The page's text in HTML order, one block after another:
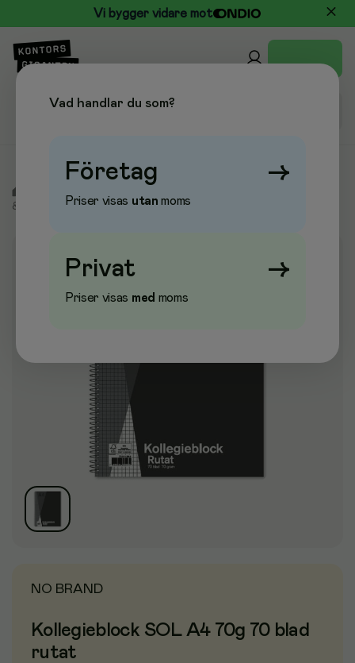
Vi bygger vidare mot
& Anteckningsböcker/Kollegieblock
NO BRAND
Kollegieblock SOL A4 70g 70 blad
rutat
Vad handlar du som?
Företag →
Priser visas utan moms
Privat →
Priser visas med moms